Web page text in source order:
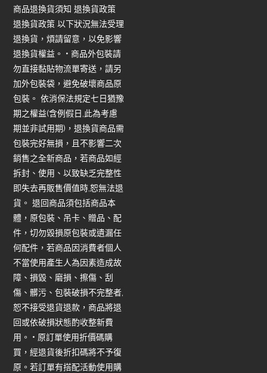
商品退換貨須知 退換貨政策
退換貨政策 以下狀況無法受理
退換貨，煩請留意，以免影響
退換貨權益。 • 商品外包裝請
勿直接黏貼物流單寄送，請另
加外包裝袋，避免破壞商品原
包裝。 依消保法規定七日猶豫
期之權益(含例假日,此為考慮
期並非試用期)，退換貨商品需
包裝完好無損，且不影響二次
銷售之全新商品，若商品如經
拆封、使用、以致缺乏完整性
即失去再販售價值時,恕無法退
貨。 退回商品須包括商品本
體，原包裝、吊卡、贈品、配
件，切勿毀損原包裝或遺漏任
何配件，若商品因消費者個人
不當使用產生人為因素造成故
障、損毀、磨損、擦傷、刮
傷、髒污、包裝破損不完整者,
恕不接受退貨退款，商品將退
回或依破損狀態酌收整新費
用。 • 原訂單使用折價碼購
買，經退貨後折扣碼將不予復
原。若訂單有搭配活動使用購